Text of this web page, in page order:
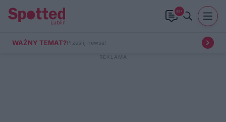
99+
WAŻNY TEMAT?Prześlij newsa!